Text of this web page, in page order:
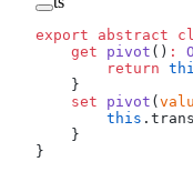
export abstract
    get
pivot () :
        return
    }
    set
pivot (
        this
    }
}